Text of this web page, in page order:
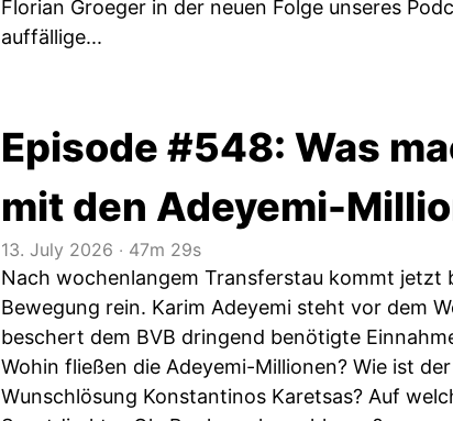
Florian Groeger in der neuen Folge unseres
auffällige...
Episode #548: Was
mit den Adeyemi-
13. July 2026 ‧ 47m 29s
Nach wochenlangem Transferstau kommt jetzt
Bewegung rein. Karim Adeyemi steht vor dem
beschert dem BVB dringend benötigte
Wohin fließen die Adeyemi-Millionen? Wie ist
Wunschlösung Konstantinos Karetsas? Auf